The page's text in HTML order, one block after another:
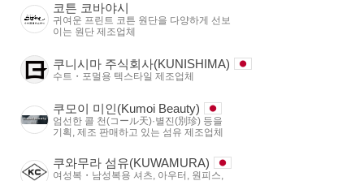
코튼 코바야시
귀여운 프린트 코튼 원단을 다양하게 선보
이는 원단 제조업체
쿠니시마 주식회사(KUNISHIMA)
수트・포멀용 텍스타일 제조업체
쿠모이 미인(Kumoi Beauty)
엄선한 콜 천(コール天)·별진(別珍) 등을
기획, 제조 판매하고 있는 섬유 제조업체
쿠와무라 섬유(KUWAMURA)
여성복・남성복용 셔츠, 아우터, 원피스,